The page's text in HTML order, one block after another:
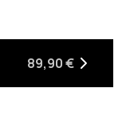
89,90 €